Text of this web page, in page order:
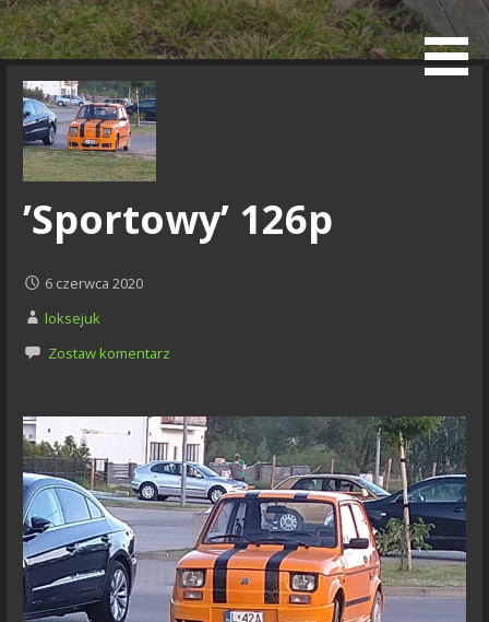
Przejdź
doBlog
’Sportowy’ 126p
6 czerwca 2020
loksejuk
Zostaw komentarz